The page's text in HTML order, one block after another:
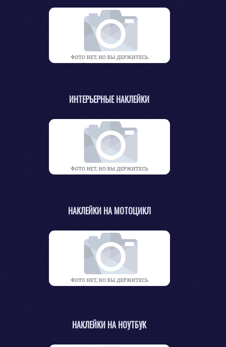
ИНТЕРЬЕРНЫЕ НАКЛЕЙКИ
НАКЛЕЙКИ НА МОТОЦИКЛ
НАКЛЕЙКИ НА НОУТБУК